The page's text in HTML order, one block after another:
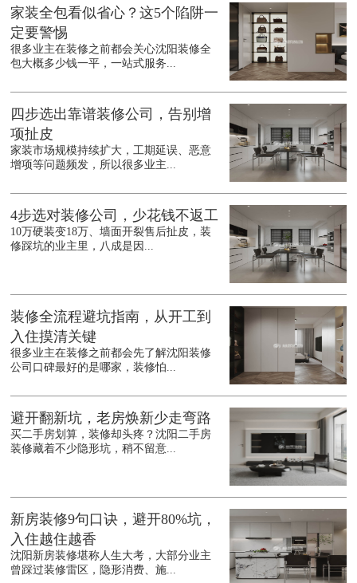
家装全包看似省心？这5个陷阱一
定要警惕
很多业主在装修之前都会关心沈阳装修全
包大概多少钱一平，一站式服务...
四步选出靠谱装修公司，告别增
项扯皮
家装市场规模持续扩大，工期延误、恶意
增项等问题频发，所以很多业主...
4步选对装修公司，少花钱不返工
10万硬装变18万、墙面开裂售后扯皮，装
修踩坑的业主里，八成是因...
装修全流程避坑指南，从开工到
入住摸清关键
很多业主在装修之前都会先了解沈阳装修
公司口碑最好的是哪家，装修怕...
避开翻新坑，老房焕新少走弯路
买二手房划算，装修却头疼？沈阳二手房
装修藏着不少隐形坑，稍不留意...
新房装修9句口诀，避开80%坑，
入住越住越香
沈阳新房装修堪称人生大考，大部分业主
曾踩过装修雷区，隐形消费、施...